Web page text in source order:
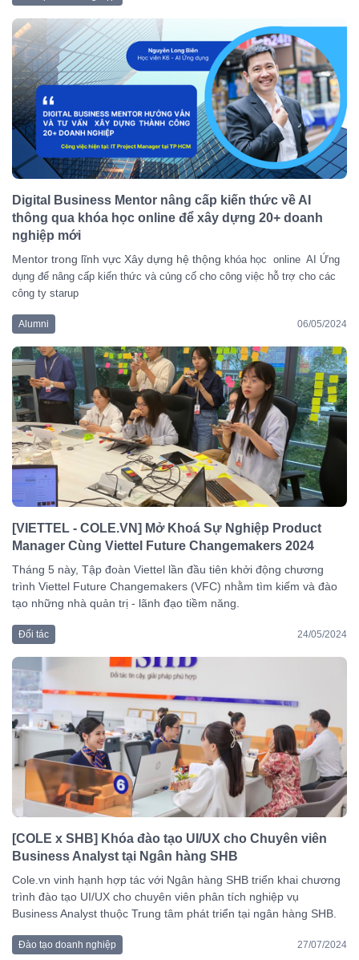
Digital Business Mentor nâng cấp kiến thức về AI
thông qua khóa học online để xây dựng 20+ doanh
nghiệp mới
Mentor trong lĩnh vực Xây dựng hệ thộng khóa học online AI Ứng
dụng để nâng cấp kiến thức và củng cố cho công việc hỗ trợ cho các
công ty starup
Alumni 06/05/2024
[VIETTEL - COLE.VN] Mở Khoá Sự Nghiệp Product
Manager Cùng Viettel Future Changemakers 2024
Tháng 5 này, Tập đoàn Viettel lần đầu tiên khởi động chương
trình Viettel Future Changemakers (VFC) nhằm tìm kiếm và đào
tạo những nhà quản trị - lãnh đạo tiềm năng.
Đối tác 24/05/2024
[COLE x SHB] Khóa đào tạo UI/UX cho Chuyên viên
Business Analyst tại Ngân hàng SHB
Cole.vn vinh hạnh hợp tác với Ngân hàng SHB triển khai chương
trình đào tạo UI/UX cho chuyên viên phân tích nghiệp vụ
Business Analyst thuộc Trung tâm phát triển tại ngân hàng SHB.
Đào tạo doanh nghiệp 27/07/2024